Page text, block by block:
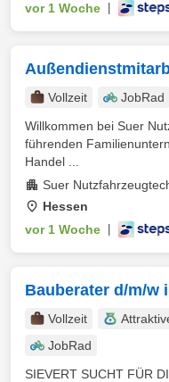
vor 1 Woche
Vollzeit
JobRad
Willkommen bei Suer
führenden
Handel ...
Suer
Hessen
vor 1 Woche
Bauberater d/m/w
Vollzeit
JobRad
SIEVERT SUCHT FÜR